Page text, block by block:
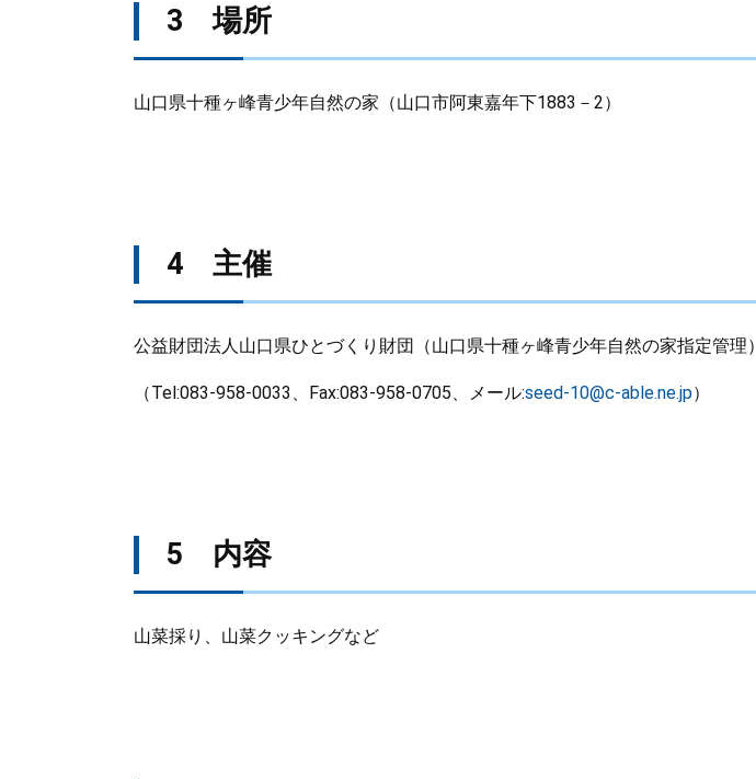
3 場所
山口県十種ヶ峰青少年自然の家（山口市阿東嘉年下1883－2）
4 主催
公益財団法人山口県ひとづくり財団（山口県十種ヶ峰青少年自然の家指定管理）
（Tel:083-958-0033、Fax:083-958-0705、メール:seed-10@c-able.ne.jp）
5 内容
山菜採り、山菜クッキングなど